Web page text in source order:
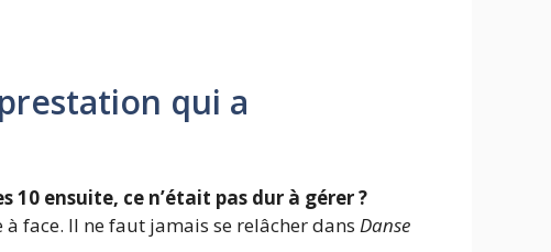
qui a
ensuite, ce n’était pas dur à gérer ?
à face. Il ne faut jamais se relâcher dans Danse